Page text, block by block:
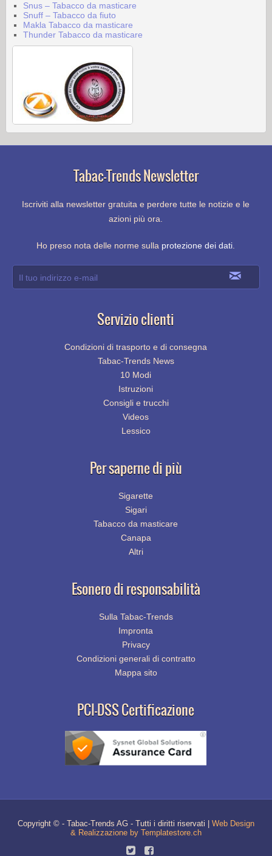
Snus – Tabacco da masticare
Snuff – Tabacco da fiuto
Makla Tabacco da masticare
Thunder Tabacco da masticare
Tabac-Trends Newsletter
Iscriviti alla newsletter gratuita e perdere tutte le notizie e le
azioni più ora.
Ho preso nota delle norme sulla protezione dei dati.
Servizio clienti
Condizioni di trasporto e di consegna
Tabac-Trends News
10 Modi
Istruzioni
Consigli e trucchi
Videos
Lessico
Per saperne di più
Sigarette
Sigari
Tabacco da masticare
Canapa
Altri
Esonero di responsabilità
Sulla Tabac-Trends
Impronta
Privacy
Condizioni generali di contratto
Mappa sito
PCI-DSS Certificazione
Copyright © - Tabac-Trends AG - Tutti i diritti riservati | Web Design
& Realizzazione by Templatestore.ch